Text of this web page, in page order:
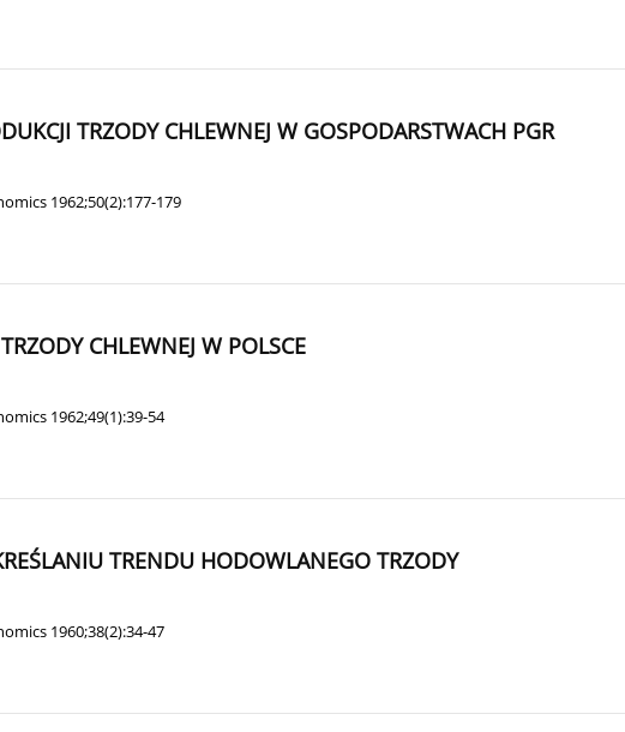
TRZODY CHLEWNEJ W GOSPODARSTWACH PGR
1962;50(2):177-179
CHLEWNEJ W POLSCE
1962;49(1):39-54
TRENDU HODOWLANEGO TRZODY
1960;38(2):34-47